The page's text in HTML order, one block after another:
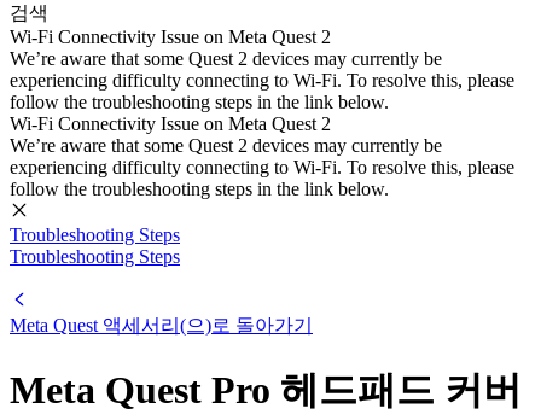
검색
Wi-Fi Connectivity Issue on Meta Quest 2
We’re aware that some Quest 2 devices may currently be
experiencing difficulty connecting to Wi-Fi. To resolve this, please
follow the troubleshooting steps in the link below.
Wi-Fi Connectivity Issue on Meta Quest 2
We’re aware that some Quest 2 devices may currently be
experiencing difficulty connecting to Wi-Fi. To resolve this, please
follow the troubleshooting steps in the link below.
Troubleshooting Steps
Troubleshooting Steps
Meta Quest 액세서리(으)로 돌아가기
Meta Quest Pro 헤드패드 커버